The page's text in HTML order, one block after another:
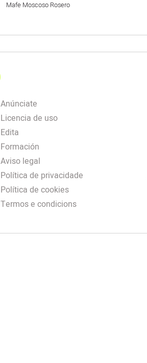
Mafe Moscoso Rosero
Anúnciate
Licencia de uso
Edita
Formación
Aviso legal
Política de privacidade
Política de cookies
Termos e condicions